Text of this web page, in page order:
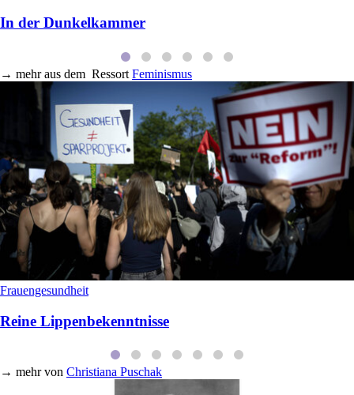
In der Dunkelkammer
→ mehr aus dem Ressort Feminismus
Frauengesundheit
Reine Lippenbekenntnisse
→ mehr von Christiana Puschak